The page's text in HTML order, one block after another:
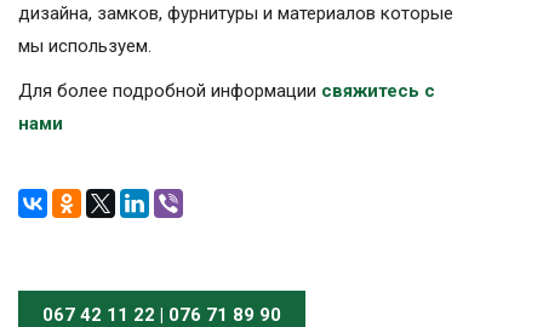
дизайна, замков, фурнитуры и материалов которые
мы используем.
Для более подробной информации свяжитесь с
нами
067 42 11 22 | 076 71 89 90